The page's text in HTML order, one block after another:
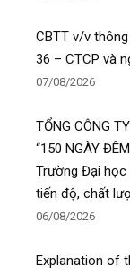
CBTT v/v
36 – CTCP và
07/08/2026
TỔNG CÔNG
“150 NGÀY
Trường Đại học
tiến độ, chất
06/08/2026
Explanation of